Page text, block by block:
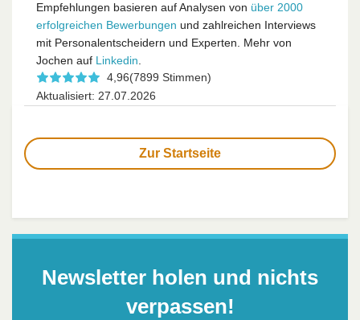
Empfehlungen basieren auf Analysen von über 2000
erfolgreichen Bewerbungen und zahlreichen Interviews
mit Personalentscheidern und Experten. Mehr von
Jochen auf Linkedin.
4,96(7899 Stimmen)
Aktualisiert: 27.07.2026
Zur Startseite
Newsletter holen und nichts
verpassen!